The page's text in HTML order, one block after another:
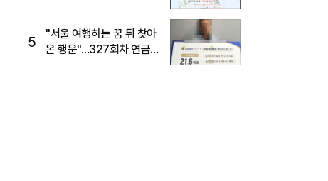
5
"서울 여행하는 꿈 뒤 찾아
온 행운"…327회차 연금